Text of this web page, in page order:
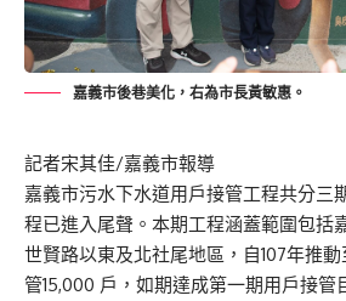
嘉義市後巷美化，右為市長黃敏惠。
記者宋其佳/嘉義市報導
嘉義市污水下水道用戶接管工程共分三
程已進入尾聲。本期工程涵蓋範圍包括
世賢路以東及北社尾地區，自107年推
管15,000 戶，如期達成第一期用戶接管